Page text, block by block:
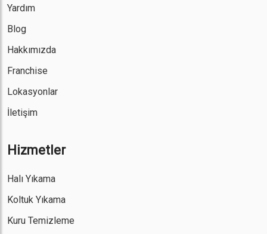
Yardım
Blog
Hakkımızda
Franchise
Lokasyonlar
İletişim
Hizmetler
Halı Yıkama
Koltuk Yıkama
Kuru Temizleme